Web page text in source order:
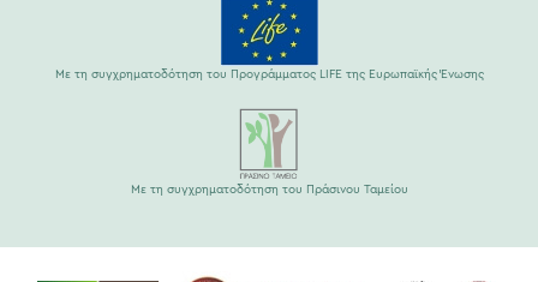
Με τη συγχρηματοδότηση του Προγράμματος LIFE της Ευρωπαϊκής Ένωσης
Με τη συγχρηματοδότηση του Πράσινου Ταμείου